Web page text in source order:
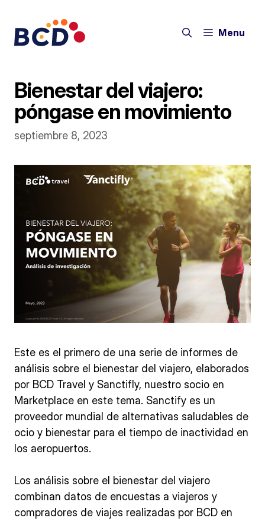
contenido
Menu
Bienestar del viajero:
póngase en movimiento
septiembre 8, 2023
Este es el primero de una serie de informes de
análisis sobre el bienestar del viajero, elaborados
por BCD Travel y Sanctifly, nuestro socio en
Marketplace en este tema. Sanctify es un
proveedor mundial de alternativas saludables de
ocio y bienestar para el tiempo de inactividad en
los aeropuertos.
Los análisis sobre el bienestar del viajero
combinan datos de encuestas a viajeros y
compradores de viajes realizadas por BCD en